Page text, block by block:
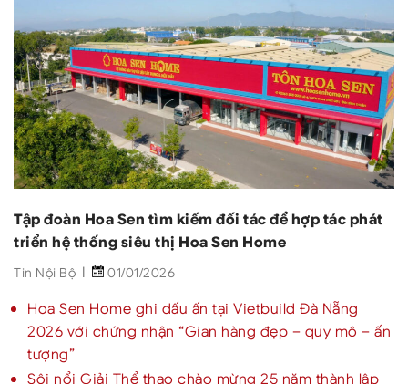
Tập đoàn Hoa Sen tìm kiếm đối tác để hợp tác phát
triển hệ thống siêu thị Hoa Sen Home
Tin Nội Bộ 01/01/2026
Hoa Sen Home ghi dấu ấn tại Vietbuild Đà Nẵng
2026 với chứng nhận “Gian hàng đẹp – quy mô – ấn
tượng”
Sôi nổi Giải Thể thao chào mừng 25 năm thành lập